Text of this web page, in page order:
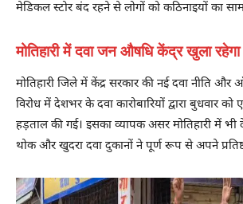
मेडिकल स्टोर बंद रहने से लोगों को कठिनाइयों का
मोतिहारी में दवा जन औषधि केंद्र खुला रहेगा
मोतिहारी जिले में केंद्र सरकार की नई दवा नीति और
विरोध में देशभर के दवा कारोबारियों द्वारा बुधवार को
हड़ताल की गई। इसका व्यापक असर मोतिहारी में
थोक और खुदरा दवा दुकानों ने पूर्ण रूप से अपने